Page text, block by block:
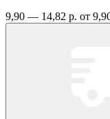
9,90 — 14,82 р. от